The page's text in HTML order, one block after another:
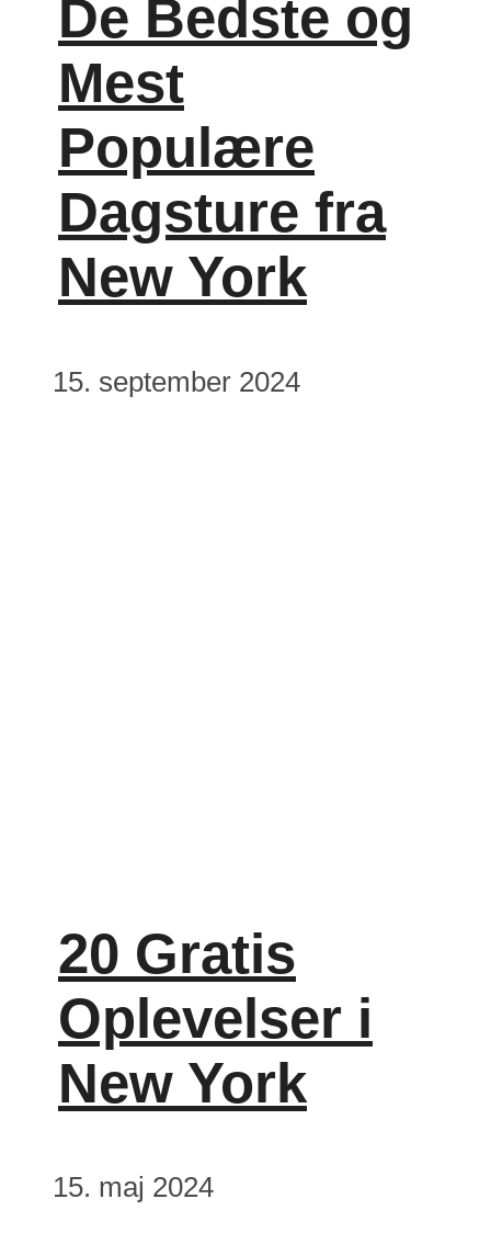
De Bedste og
Mest
Populære
Dagsture fra
New York
15. september 2024
20 Gratis
Oplevelser i
New York
15. maj 2024